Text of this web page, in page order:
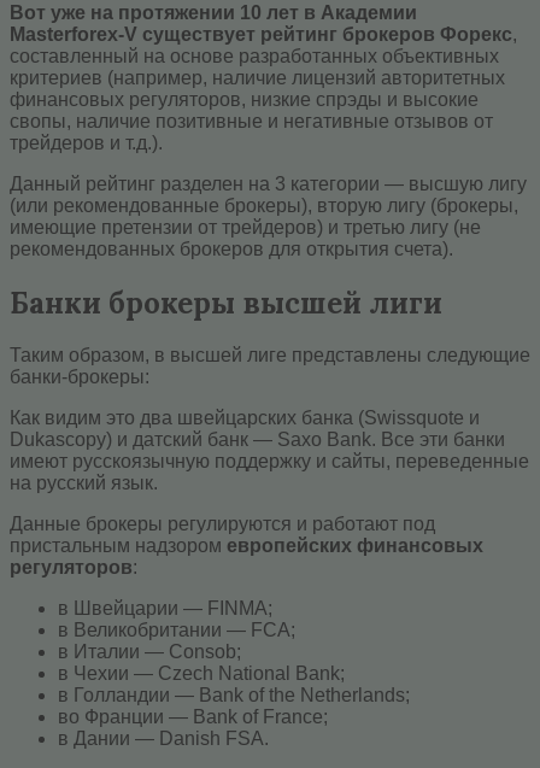
Вот уже на протяжении 10 лет в Академии
Masterforex-V существует рейтинг брокеров Форекс,
составленный на основе разработанных объективных
критериев (например, наличие лицензий авторитетных
финансовых регуляторов, низкие спрэды и высокие
свопы, наличие позитивные и негативные отзывов от
трейдеров и т.д.).
Данный рейтинг разделен на 3 категории — высшую лигу
(или рекомендованные брокеры), вторую лигу (брокеры,
имеющие претензии от трейдеров) и третью лигу (не
рекомендованных брокеров для открытия счета).
Банки брокеры высшей лиги
Таким образом, в высшей лиге представлены следующие
банки-брокеры:
Как видим это два швейцарских банка (Swissquote и
Dukascopy) и датский банк — Saxo Bank. Все эти банки
имеют русскоязычную поддержку и сайты, переведенные
на русский язык.
Данные брокеры регулируются и работают под
пристальным надзором европейских финансовых
регуляторов:
в Швейцарии — FINMA;
в Великобритании — FCA;
в Италии — Consob;
в Чехии — Czech National Bank;
в Голландии — Bank of the Netherlands;
во Франции — Bank of France;
в Дании — Danish FSA.